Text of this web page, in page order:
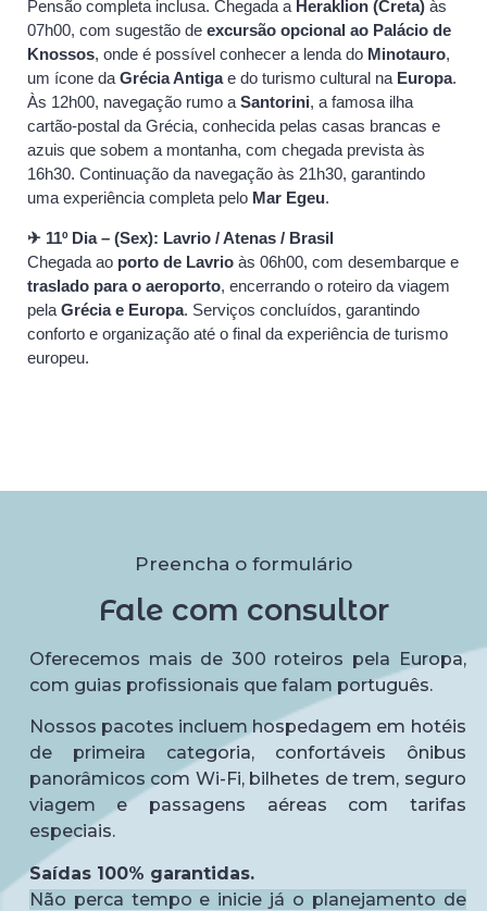
Pensão completa inclusa. Chegada a Heraklion (Creta) às
07h00, com sugestão de excursão opcional ao Palácio de
Knossos, onde é possível conhecer a lenda do Minotauro,
um ícone da Grécia Antigae do turismo cultural na Europa.
Às 12h00, navegação rumo a Santorini, a famosa ilha
cartão-postal da Grécia, conhecida pelas casas brancas e
azuis que sobem a montanha, com chegada prevista às
16h30. Continuação da navegação às 21h30, garantindo
uma experiência completa pelo Mar Egeu.
✈ 11º Dia – (Sex): Lavrio / Atenas / Brasil
Chegada ao porto de Lavrio às 06h00, com desembarque e
traslado para o aeroporto, encerrando o roteiro da viagem
pela Grécia e Europa. Serviços concluídos, garantindo
conforto e organização até o final da experiência de turismo
europeu.
Preencha o formulário
Fale com consultor
Oferecemos mais de 300 roteiros pela Europa,
com guias profissionais que falam português.
Nossos pacotes incluem hospedagem em hotéis
de primeira categoria, confortáveis ônibus
panorâmicos com Wi-Fi, bilhetes de trem, seguro
viagem e passagens aéreas com tarifas
especiais.
Saídas 100% garantidas.
Não perca tempo e inicie já o planejamento de